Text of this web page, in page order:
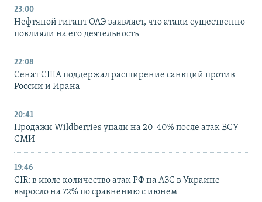
23:00
Нефтяной гигант ОАЭ заявляет, что атаки существенно
повлияли на его деятельность
22:08
Сенат США поддержал расширение санкций против
России и Ирана
20:41
Продажи Wildberries упали на 20-40% после атак ВСУ –
СМИ
19:46
CIR: в июле количество атак РФ на АЗС в Украине
выросло на 72% по сравнению с июнем